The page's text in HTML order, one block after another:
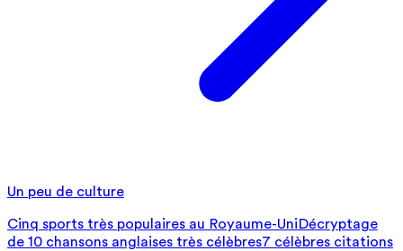
Un peu de culture
Cinq sports très populaires au Royaume-UniDécryptage
de 10 chansons anglaises très célèbres7 célèbres citations